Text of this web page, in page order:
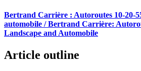
Bertrand Carrière : Autoroutes 10-20-
automobile / Bertrand Carrière:
Landscape and Automobile
Article outline